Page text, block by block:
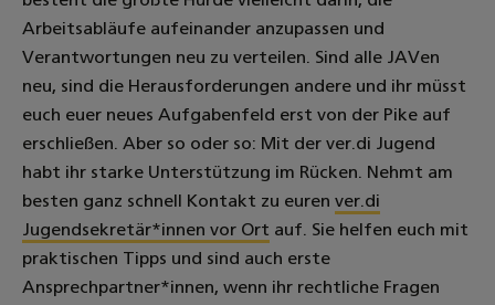
Arbeitsabläufe aufeinander anzupassen und
Verantwortungen neu zu verteilen. Sind alle JAVen
neu, sind die Herausforderungen andere und ihr müsst
euch euer neues Aufgabenfeld erst von der Pike auf
erschließen. Aber so oder so: Mit der ver.di Jugend
habt ihr starke Unterstützung im Rücken. Nehmt am
besten ganz schnell Kontakt zu euren ver.di
Jugendsekretär*innen vor Ort auf. Sie helfen euch mit
praktischen Tipps und sind auch erste
Ansprechpartner*innen, wenn ihr rechtliche Fragen